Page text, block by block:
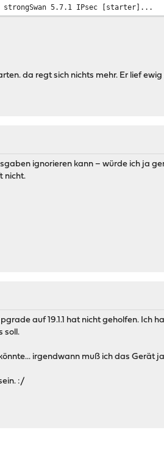
5.7.1 IPsec [starter]...
da regt sich nichts mehr. Er lief
ignorieren kann – würde ich ja
nicht.
auf 19.1.1 hat nicht geholfen. Ich
soll.
irgendwann muß ich das Gerät
:/